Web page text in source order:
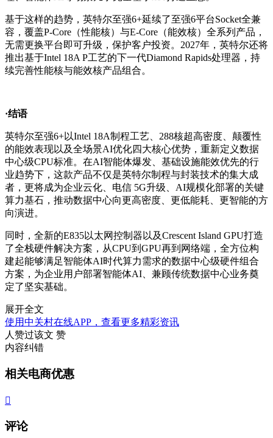
基于这样的趋势，英特尔至强6+延续了至强6平台Socket全兼
容，覆盖P-Core（性能核）与E-Core（能效核）全系列产品，
无需更换平台即可升级，保护客户投资。2027年，英特尔还将
推出基于Intel 18A P工艺的下一代Diamond Rapids处理器，持
续完善性能核与能效核产品组合。
·结语
英特尔至强6+以Intel 18A制程工艺、288核超高密度、颠覆性
的能效表现以及全场景AI优化四大核心优势，重新定义数据
中心级CPU标准。在AI智能体爆发、基础设施能效优先的行
业趋势下，这款产品不仅是英特尔制程与封装技术的集大成
者，更将成为企业云化、电信 5G升级、AI规模化部署的关键
算力基石，推动数据中心向更高密度、更低能耗、更智能的方
向演进。
同时，全新的E835以太网控制器以及Crescent Island GPU打造
了全栈硬件解决方案，从CPU到GPU再到网络端，全方位构
建起能够满足智能体AI时代算力需求的数据中心级硬件组合
方案，为企业用户部署智能体AI、兼顾传统数据中心业务奠
定了坚实基础。
展开全文
使用中关村在线APP，查看更多精彩资讯
人赞过该文 赞
内容纠错
相关电商优惠

评论